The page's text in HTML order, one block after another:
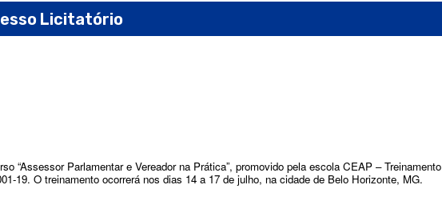
Licitatório
“Assessor Parlamentar e Vereador na Prática”, promovido pela escola CEAP – Treinamento
19. O treinamento ocorrerá nos dias 14 a 17 de julho, na cidade de Belo Horizonte, MG.